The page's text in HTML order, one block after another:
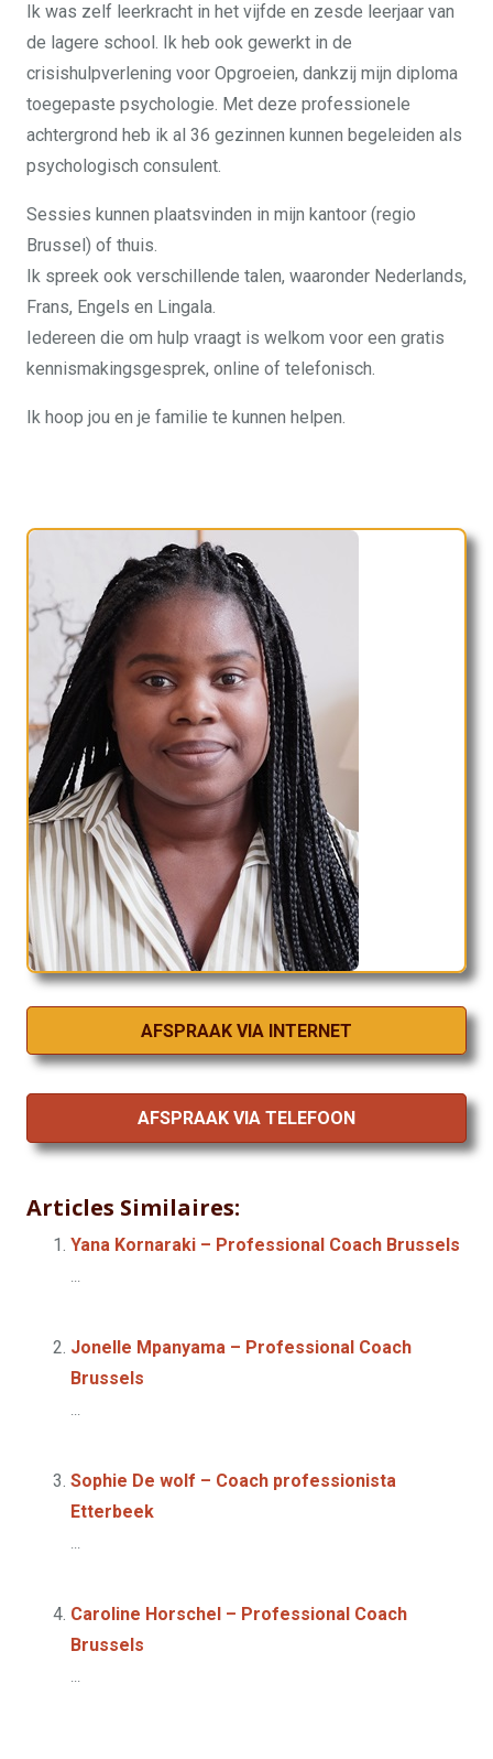
Ik was zelf leerkracht in het vijfde en zesde leerjaar van
de lagere school. Ik heb ook gewerkt in de
crisishulpverlening voor Opgroeien, dankzij mijn diploma
toegepaste psychologie. Met deze professionele
achtergrond heb ik al 36 gezinnen kunnen begeleiden als
psychologisch consulent.
Sessies kunnen plaatsvinden in mijn kantoor (regio
Brussel) of thuis.
Ik spreek ook verschillende talen, waaronder Nederlands,
Frans, Engels en Lingala.
Iedereen die om hulp vraagt is welkom voor een gratis
kennismakingsgesprek, online of telefonisch.
Ik hoop jou en je familie te kunnen helpen.
AFSPRAAK VIA INTERNET
AFSPRAAK VIA TELEFOON
Articles Similaires:
Yana Kornaraki – Professional Coach Brussels
...
Jonelle Mpanyama – Professional Coach
Brussels
...
Sophie De wolf – Coach professionista
Etterbeek
...
Caroline Horschel – Professional Coach
Brussels
...